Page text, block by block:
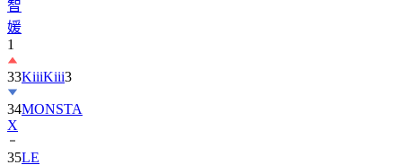
1
33
34MONSTA
X
35
SSERAFIM